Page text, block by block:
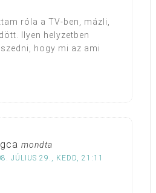
róla a TV-ben, mázli,
Ilyen helyzetben
hogy mi az ami
mondta
JÚLIUS 29., KEDD, 21:11